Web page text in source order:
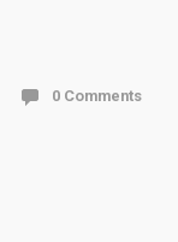
0 Comments